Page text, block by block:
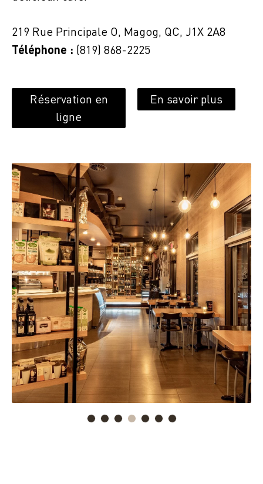
219 Rue Principale O, Magog, QC, J1X 2A8
Téléphone : (819) 868-2225
Réservation en
ligne
En savoir plus